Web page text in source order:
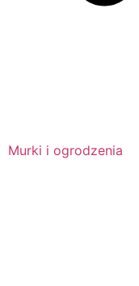
Murki i ogrodzenia